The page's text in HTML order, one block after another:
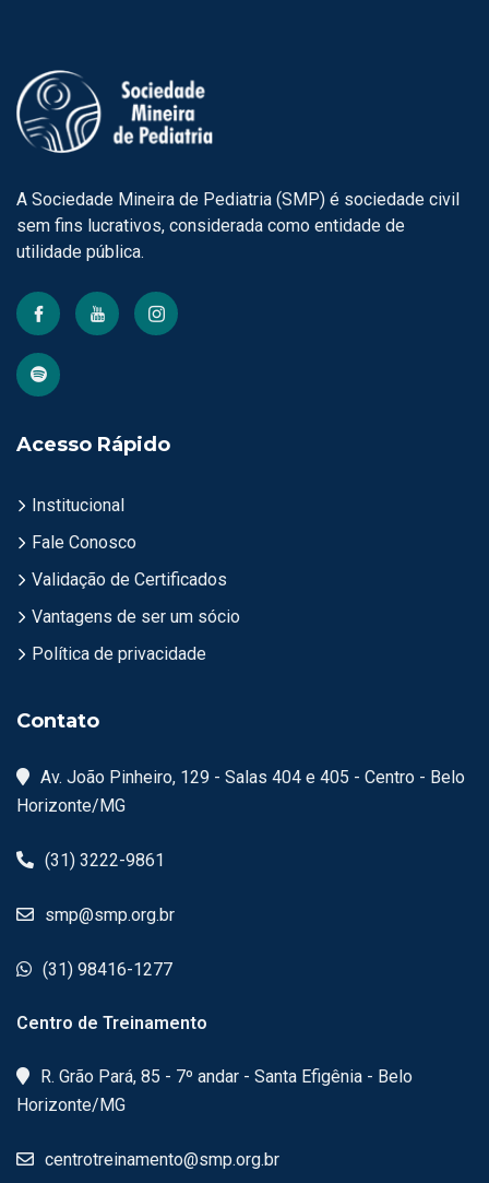
A Sociedade Mineira de Pediatria (SMP) é sociedade civil
sem fins lucrativos, considerada como entidade de
utilidade pública.
Acesso Rápido
Institucional
Fale Conosco
Validação de Certificados
Vantagens de ser um sócio
Política de privacidade
Contato
Av. João Pinheiro, 129 - Salas 404 e 405 - Centro - Belo
Horizonte/MG
(31) 3222-9861
smp@smp.org.br
(31) 98416-1277
Centro de Treinamento
R. Grão Pará, 85 - 7º andar - Santa Efigênia - Belo
Horizonte/MG
centrotreinamento@smp.org.br